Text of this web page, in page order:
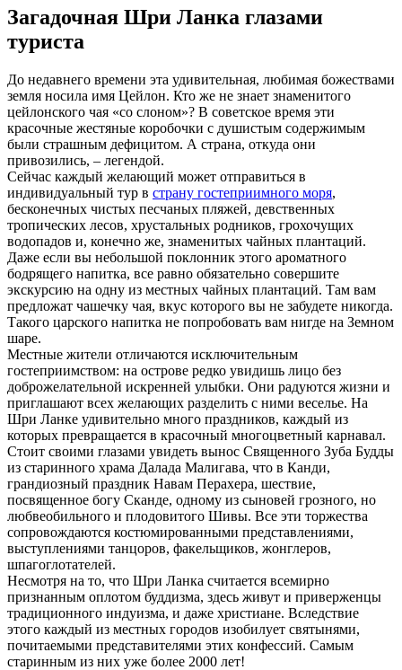
Загадочная Шри Ланка глазами
туриста
До недавнего времени эта удивительная, любимая божествами
земля носила имя Цейлон. Кто же не знает знаменитого
цейлонского чая «со слоном»? В советское время эти
красочные жестяные коробочки с душистым содержимым
были страшным дефицитом. А страна, откуда они
привозились, – легендой.
Сейчас каждый желающий может отправиться в
индивидуальный тур в страну гостеприимного моря,
бесконечных чистых песчаных пляжей, девственных
тропических лесов, хрустальных родников, грохочущих
водопадов и, конечно же, знаменитых чайных плантаций.
Даже если вы небольшой поклонник этого ароматного
бодрящего напитка, все равно обязательно совершите
экскурсию на одну из местных чайных плантаций. Там вам
предложат чашечку чая, вкус которого вы не забудете никогда.
Такого царского напитка не попробовать вам нигде на Земном
шаре.
Местные жители отличаются исключительным
гостеприимством: на острове редко увидишь лицо без
доброжелательной искренней улыбки. Они радуются жизни и
приглашают всех желающих разделить с ними веселье. На
Шри Ланке удивительно много праздников, каждый из
которых превращается в красочный многоцветный карнавал.
Стоит своими глазами увидеть вынос Священного Зуба Будды
из старинного храма Далада Малигава, что в Канди,
грандиозный праздник Навам Перахера, шествие,
посвященное богу Сканде, одному из сыновей грозного, но
любвеобильного и плодовитого Шивы. Все эти торжества
сопровождаются костюмированными представлениями,
выступлениями танцоров, факельщиков, жонглеров,
шпагоглотателей.
Несмотря на то, что Шри Ланка считается всемирно
признанным оплотом буддизма, здесь живут и приверженцы
традиционного индуизма, и даже христиане. Вследствие
этого каждый из местных городов изобилует святынями,
почитаемыми представителями этих конфессий. Самым
старинным из них уже более 2000 лет!